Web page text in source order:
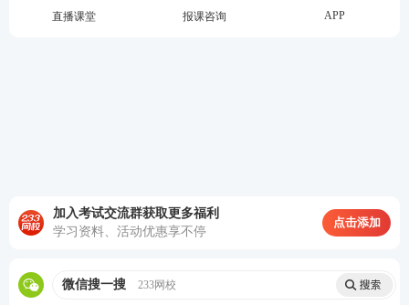
直播课堂 报课咨询 APP
加入考试交流群获取更多福利
学习资料、活动优惠享不停
点击添加
微信搜一搜 233网校